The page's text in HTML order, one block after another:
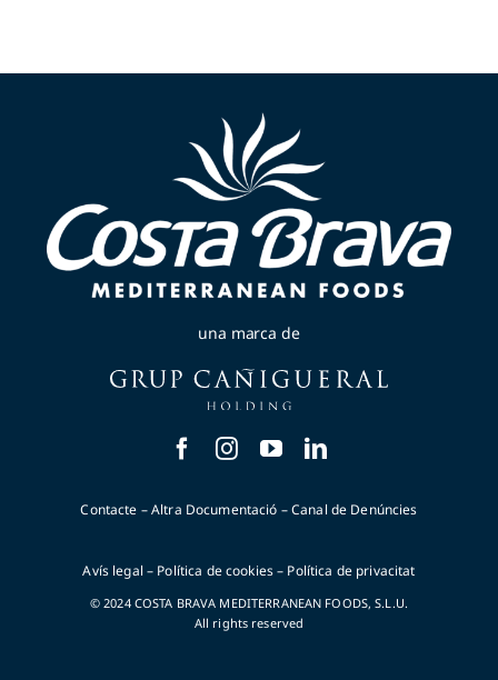
una marca de
Contacte –Altra Documentació –Canal de Denúncies
Avís legal – Política de cookies– Política de privacitat
© 2024 COSTA BRAVA MEDITERRANEAN FOODS, S.L.U.
All rights reserved